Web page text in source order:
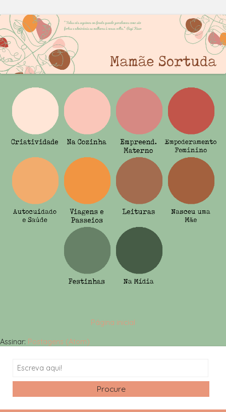
Página inicial
Assinar: Postagens (Atom)
Search